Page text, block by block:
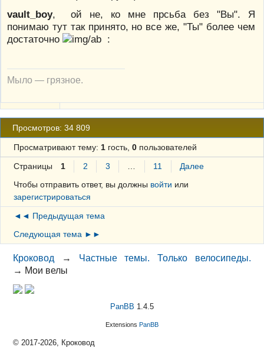
vault_boy, ой не, ко мне прсьба без "Вы". Я
понимаю тут так принято, но все же, "Ты" более чем
достаточно
:
Мыло — грязное.
Просмотров: 34 809
Просматривают тему: 1гость, 0пользователей
Страницы 1 2 3 11
Далее
Чтобы отправить ответ, вы должны войти или
зарегистрироваться
◄◄ Предыдущая тема
Следующая тема ►►
Кроковод → Частные темы. Только велосипеды.
→ Мои велы
PanBB 1.4.5
Extensions PanBB
© 2017-2026, Кроковод